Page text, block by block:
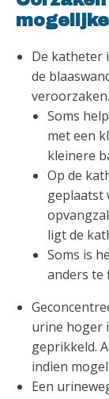
De katheter
de
veroorzaken.
Soms
met een
kleinere
Op de
geplaatst
ligt de
Soms is
anders te
urine hoger
geprikkeld.
indien
Een